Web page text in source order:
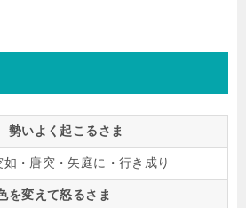
勢いよく起こるさま
・唐突・矢庭に・行き成り
を変えて怒るさま